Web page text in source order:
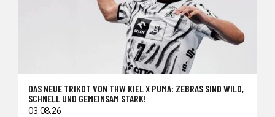
DAS NEUE TRIKOT VON THW KIEL X PUMA: ZEBRAS SIND WILD,
SCHNELL UND GEMEINSAM STARK!
03.08.26